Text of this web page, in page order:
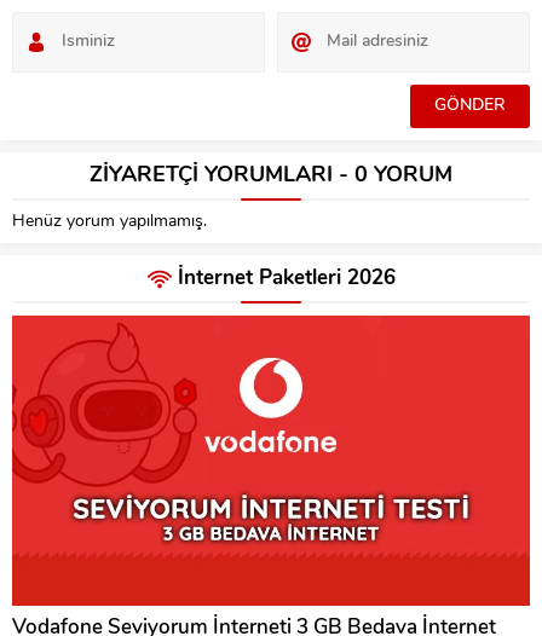
ZİYARETÇİ YORUMLARI - 0 YORUM
Henüz yorum yapılmamış.
İnternet Paketleri 2026
Vodafone Seviyorum İnterneti 3 GB Bedava İnternet